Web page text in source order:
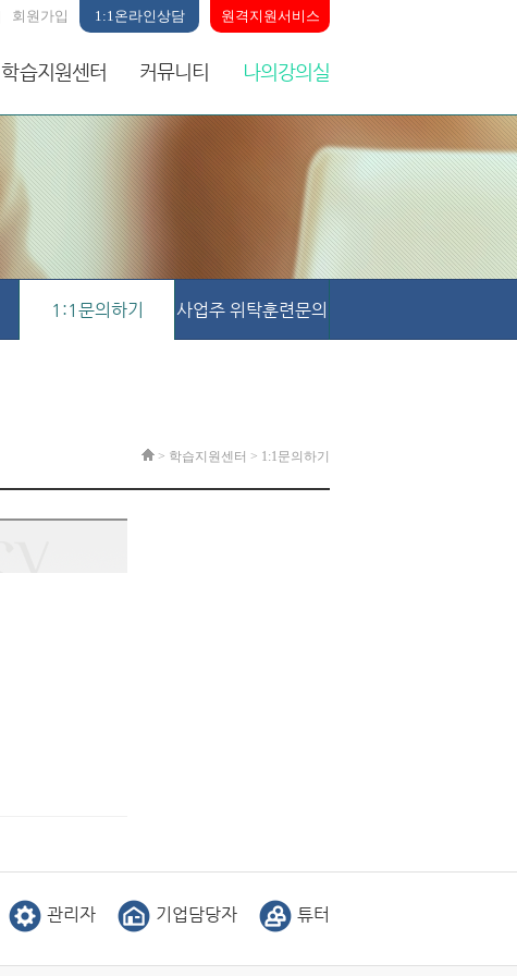
회원가입 1:1온라인상담 원격지원서비스
학습지원센터 커뮤니티 나의강의실
1:1문의하기 사업주 위탁훈련문의
> 학습지원센터 > 1:1문의하기
관리자 기업담당자 튜터